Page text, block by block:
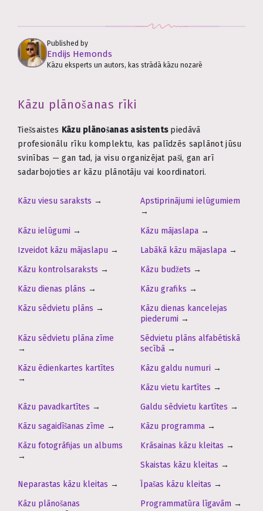
Published by
Endijs Hemonds
Kāzu eksperts un autors, kas strādā kāzu nozarē
Kāzu plānošanas rīki
Tiešsaistes Kāzu plānošanas asistentspiedāvā
profesionālu rīku komplektu, kas palīdzēs saplānot jūsu
svinības — gan tad, ja visu organizējat paši, gan arī
sadarbojoties ar kāzu plānotāju vai koordinatori.
Kāzu viesu saraksts →
Apstiprinājumi ielūgumiem
→
Kāzu ielūgumi → Kāzu mājaslapa →
Izveidot kāzu mājaslapu → Labākā kāzu mājaslapa →
Kāzu kontrolsaraksts → Kāzu budžets →
Kāzu dienas plāns → Kāzu grafiks →
Kāzu sēdvietu plāns →
Kāzu dienas kancelejas
piederumi →
Kāzu sēdvietu plāna zīme
→
Sēdvietu plāns alfabētiskā
secībā →
Kāzu ēdienkartes kartītes
→
Kāzu galdu numuri →
Kāzu vietu kartītes →
Kāzu pavadkartītes → Galdu sēdvietu kartītes →
Kāzu sagaidīšanas zīme → Kāzu programma →
Kāzu fotogrāfijas un albums
→
Krāsainas kāzu kleitas →
Skaistas kāzu kleitas →
Neparastas kāzu kleitas → Īpašas kāzu kleitas →
Kāzu plānošanas
Programmatūra līgavām →